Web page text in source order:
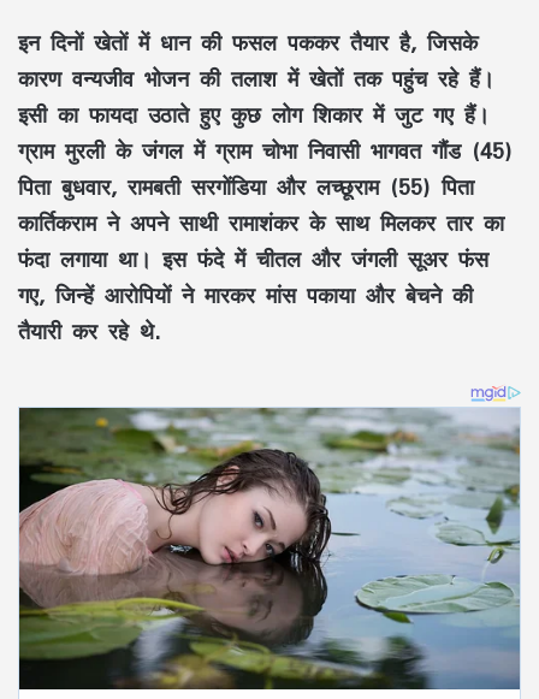
इन दिनों खेतों में धान की फसल पककर तैयार है, जिसके
कारण वन्यजीव भोजन की तलाश में खेतों तक पहुंच रहे हैं।
इसी का फायदा उठाते हुए कुछ लोग शिकार में जुट गए हैं।
ग्राम मुरली के जंगल में ग्राम चोभा निवासी भागवत गौंड (45)
पिता बुधवार, रामबती सरगोंडिया और लच्छूराम (55) पिता
कार्तिकराम ने अपने साथी रामाशंकर के साथ मिलकर तार का
फंदा लगाया था। इस फंदे में चीतल और जंगली सूअर फंस
गए, जिन्हें आरोपियों ने मारकर मांस पकाया और बेचने की
तैयारी कर रहे थे.